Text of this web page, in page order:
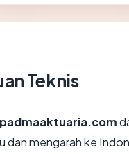
Teknis
padmaaktuaria.com
dan mengarah ke